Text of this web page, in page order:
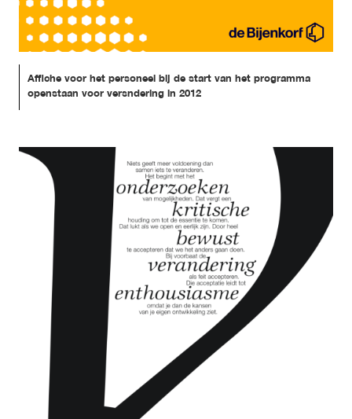
Affiche voor het personeel bij de start van het programma
openstaan voor versndering in 2012